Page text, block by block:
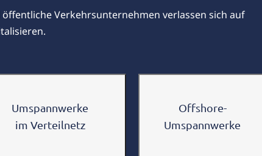
Verkehrsunternehmen verlassen sich auf
Umspannwerke
im Verteilnetz
Offshore-
Umspannwerke